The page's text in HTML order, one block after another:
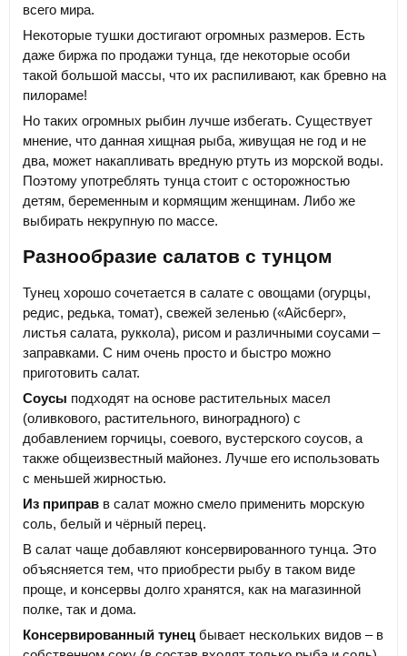
всего мира.
Некоторые тушки достигают огромных размеров. Есть
даже биржа по продажи тунца, где некоторые особи
такой большой массы, что их распиливают, как бревно на
пилораме!
Но таких огромных рыбин лучше избегать. Существует
мнение, что данная хищная рыба, живущая не год и не
два, может накапливать вредную ртуть из морской воды.
Поэтому употреблять тунца стоит с осторожностью
детям, беременным и кормящим женщинам. Либо же
выбирать некрупную по массе.
Разнообразие салатов с тунцом
Тунец хорошо сочетается в салате с овощами (огурцы,
редис, редька, томат), свежей зеленью («Айсберг»,
листья салата, руккола), рисом и различными соусами –
заправками. С ним очень просто и быстро можно
приготовить салат.
Соусы подходят на основе растительных масел
(оливкового, растительного, виноградного) с
добавлением горчицы, соевого, вустерского соусов, а
также общеизвестный майонез. Лучше его использовать
с меньшей жирностью.
Из приправ в салат можно смело применить морскую
соль, белый и чёрный перец.
В салат чаще добавляют консервированного тунца. Это
объясняется тем, что приобрести рыбу в таком виде
проще, и консервы долго хранятся, как на магазинной
полке, так и дома.
Консервированный тунец бывает нескольких видов – в